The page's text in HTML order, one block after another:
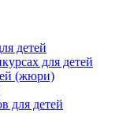
детей
для детей
(жюри)
для детей